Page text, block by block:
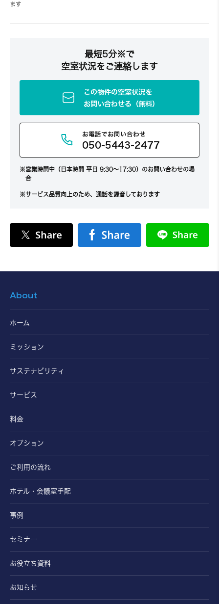
ます
最短5分※で
空室状況をご連絡します
この物件の空室状況を
お問い合わせる（無料）
お電話でお問い合わせ
050-5443-2477
営業時間中（日本時間 平日 9:30～17:30）のお問い合わせの場
合
サービス品質向上のため、通話を録音しております
About
ホーム
ミッション
サステナビリティ
サービス
料金
オプション
ご利用の流れ
ホテル・会議室手配
事例
セミナー
お役立ち資料
お知らせ